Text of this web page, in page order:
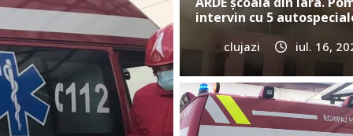
BREAKING NEWS ȘTIRI LOCALE
intervin cu 5
clujazi iul. 16,